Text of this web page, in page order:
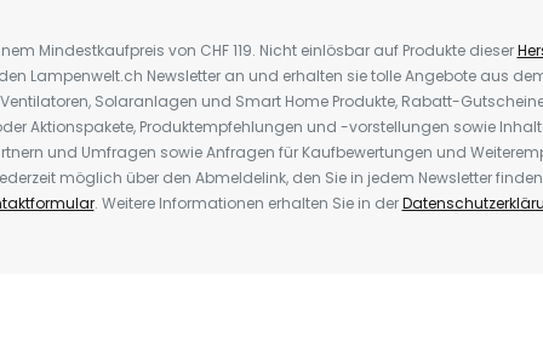
vor Ort oder von
Möglichkeit zur
Apple HomeKit (Siri) und
b: Direkte Ansteuerung vor
Mindestkaufpreis von CHF 119. Nicht einlösbar auf Produkte dieser
Lampenwelt.ch Newsletter an und erhalten sie tolle Angebote aus
Solaranlagen und Smart Home Produkte, Rabatt-
Aktionspakete, Produktempfehlungen und -vorstellungen sowie
und Umfragen sowie Anfragen für Kaufbewertungen und
möglich über den Abmeldelink, den Sie in jedem Newsletter
. Weitere Informationen erhalten Sie in der